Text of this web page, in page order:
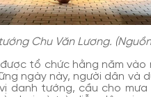
Chu Văn Lương.
được tổ chức hằng năm vào
ngày này, người dân và
danh tướng, cầu cho